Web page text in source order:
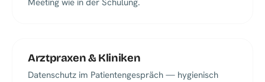
Meeting wie in der Schulung.
Arztpraxen & Kliniken
Datenschutz im Patientengespräch — hygienisch